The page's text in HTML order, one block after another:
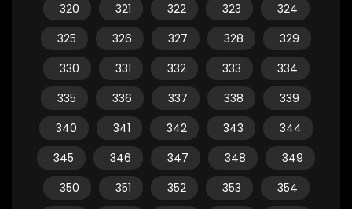
320
321 322 323
324
325
326 327 328
329
330
331 332 333
334
335
336 337 338
339
340
341 342 343
344
345
346 347 348
349
350
351 352 353
354